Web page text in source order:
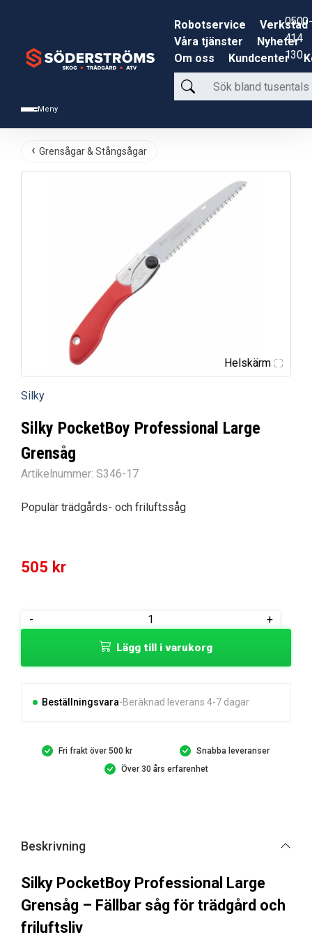
Meny
Robotservice
Verkstad
Våra tjänster
Nyheter
Om oss
Kundcenter
Sök
bland
produkter
0500-
414
130
Grensågar & Stångsågar
Helskärm
Silky
Silky PocketBoy Professional Large
Grensåg
Artikelnummer: S346-17
Populär trädgårds- och friluftssåg
505 kr
-
Silky
PocketBoy
Large
mängd
+
Lägg till i varukorg
Beställningsvara Beräknad leverans 4-7 dagar
Fri frakt över 500 kr
Snabba leveranser
Över 30 års erfarenhet
Beskrivning
Silky PocketBoy Professional Large
Grensåg – Fällbar såg för trädgård och
friluftsliv